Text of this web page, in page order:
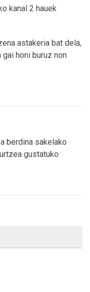
kanal 2 hauek
astakeria bat dela,
honi buruz non
berdina sakelako
gustatuko